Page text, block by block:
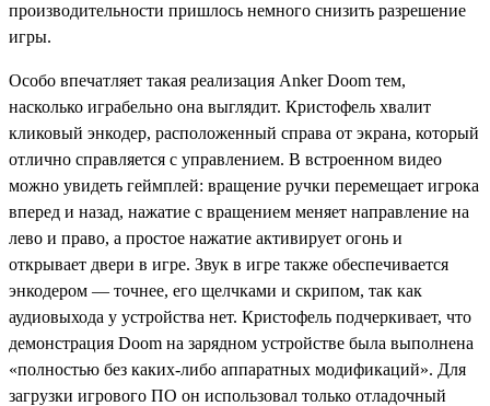
производительности пришлось немного снизить разрешение
игры.
Особо впечатляет такая реализация Anker Doom тем,
насколько играбельно она выглядит. Кристофель хвалит
кликовый энкодер, расположенный справа от экрана, который
отлично справляется с управлением. В встроенном видео
можно увидеть геймплей: вращение ручки перемещает игрока
вперед и назад, нажатие с вращением меняет направление на
лево и право, а простое нажатие активирует огонь и
открывает двери в игре. Звук в игре также обеспечивается
энкодером — точнее, его щелчками и скрипом, так как
аудиовыхода у устройства нет. Кристофель подчеркивает, что
демонстрация Doom на зарядном устройстве была выполнена
«полностью без каких-либо аппаратных модификаций». Для
загрузки игрового ПО он использовал только отладочный